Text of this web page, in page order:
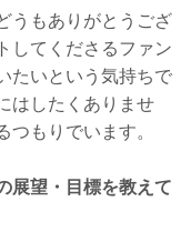
うもありがとうござ
してくださるファン
たいという気持ちで
はしたくありませ
つもりでいます。
展望・目標を教えて